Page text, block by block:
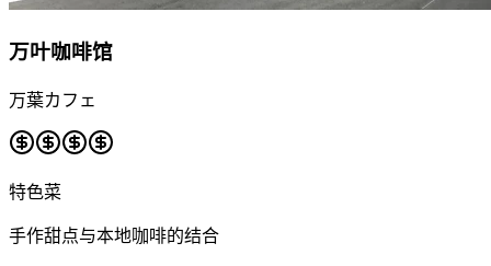
万叶咖啡馆
万葉カフェ
特色菜
手作甜点与本地咖啡的结合